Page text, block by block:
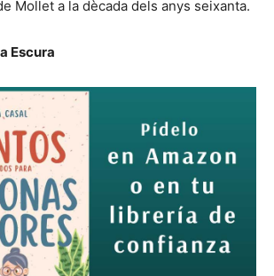
Mollet a la dècada dels anys seixanta.
Escura